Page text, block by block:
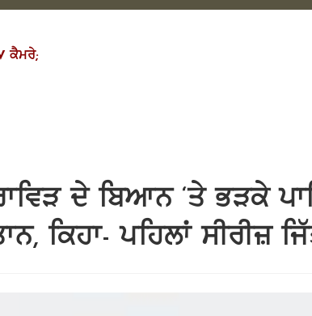
ਕੈਮਰੇ;
ਦੇ ਬਿਆਨ ‘ਤੇ ਭੜਕੇ
ਕਿਹਾ- ਪਹਿਲਾਂ ਸੀਰੀਜ਼